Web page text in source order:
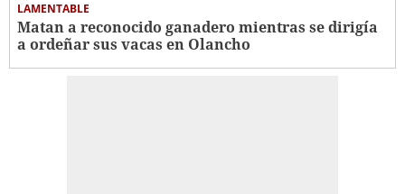
LAMENTABLE
Matan a reconocido ganadero mientras se dirigía
a ordeñar sus vacas en Olancho